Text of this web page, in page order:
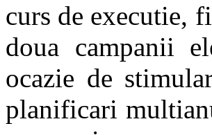
curs de executie,
doua campanii
ocazie de
planificari